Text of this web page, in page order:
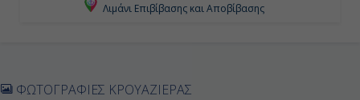
Σαν Ντιέγκο (Καλιφόρνια), Η.Π.Α.
Λιμάνι Επιβίβασης και Αποβίβασης
ΦΩΤΟΓΡΑΦΙΕΣ ΚΡΟΥΑΖΙΕΡΑΣ